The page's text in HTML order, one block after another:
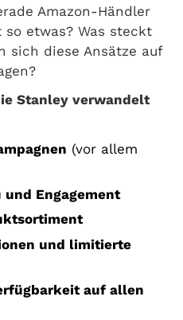
Amazon-Händler
etwas? Was steckt
sich diese Ansätze auf
Stanley verwandelt
(vor allem
Engagement
und limitierte
auf allen